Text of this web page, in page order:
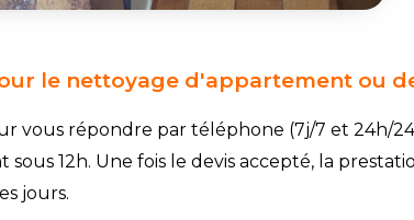
le nettoyage d'appartement ou
vous répondre par téléphone (7j/7 et 24h/
sous 12h. Une fois le devis accepté, la
jours.